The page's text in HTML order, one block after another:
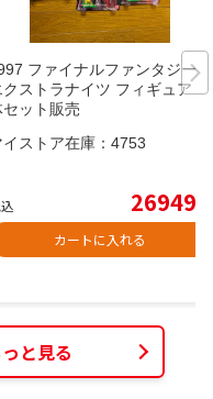
ファイナルファンタジー7
クストラナイツ フィギュア 8
セット販売
イストア在庫： 4753
26949
カートに入れる
と見る